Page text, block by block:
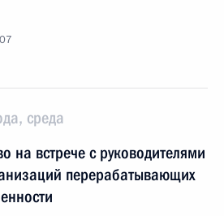
среда
на встрече с руководителями
перерабатывающих